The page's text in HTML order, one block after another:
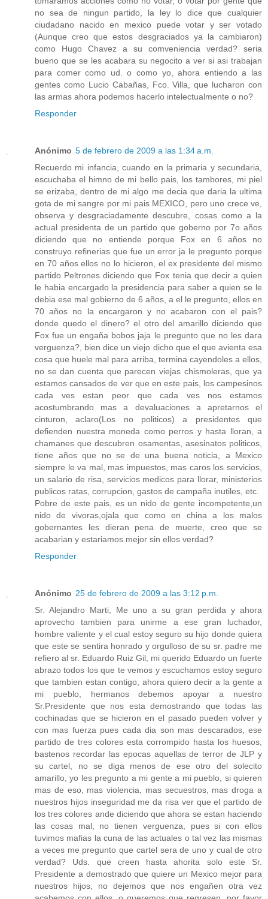
no sea de ningun partido, la ley lo dice que cualquier
ciudadano nacido en mexico puede votar y ser votado
(Aunque creo que estos desgraciados ya la cambiaron)
como Hugo Chavez a su comveniencia verdad? seria
bueno que se les acabara su negocito a ver si asi trabajan
para comer como ud. o como yo, ahora entiendo a las
gentes como Lucio Cabañas, Fco. Villa, que lucharon con
las armas ahora podemos hacerlo intelectualmente o no?
Responder
Anónimo 5 de febrero de 2009 a las 1:34 a.m.
Recuerdo mi infancia, cuando en la primaria y secundaria,
escuchaba el himno de mi bello pais, los tambores, mi piel
se erizaba, dentro de mi algo me decia que daria la ultima
gota de mi sangre por mi pais MEXICO, pero uno crece ve,
observa y desgraciadamente descubre, cosas como a la
actual presidenta de un partido que goberno por 7o años
diciendo que no entiende porque Fox en 6 años no
construyo refinerias que fue un error ja le pregunto porque
en 70 años ellos no lo hicieron, el ex presidente del mismo
partido Peltrones diciendo que Fox tenia que decir a quien
le habia encargado la presidencia para saber a quien se le
debia ese mal gobierno de 6 años, a el le pregunto, ellos en
70 años no la encargaron y no acabaron con el pais?
donde quedo el dinero? el otro del amarillo diciendo que
Fox fue un engaña bobos jaja le pregunto que no les dara
verguenza?, bien dice un viejo dicho que el que avienta esa
cosa que huele mal para arriba, termina cayendoles a ellos,
no se dan cuenta que parecen viejas chismoleras, que ya
estamos cansados de ver que en este pais, los campesinos
cada ves estan peor que cada ves nos estamos
acostumbrando mas a devaluaciones a apretarnos el
cinturon, aclaro(Los no politicos) a presidentes que
defienden nuestra moneda como perros y hasta lloran, a
chamanes que descubren osamentas, asesinatos politicos,
tiene años que no se de una buena noticia, a Mexico
siempre le va mal, mas impuestos, mas caros los servicios,
un salario de risa, servicios medicos para llorar, ministerios
publicos ratas, corrupcion, gastos de campaña inutiles, etc.
Pobre de este pais, es un nido de gente incompetente,un
nido de vivoras,ojala que como en china a los malos
gobernantes les dieran pena de muerte, creo que se
acabarian y estariamos mejor sin ellos verdad?
Responder
Anónimo 25 de febrero de 2009 a las 3:12 p.m.
Sr. Alejandro Marti, Me uno a su gran perdida y ahora
aprovecho tambien para unirme a ese gran luchador,
hombre valiente y el cual estoy seguro su hijo donde quiera
que este se sentira honrado y orgulloso de su sr. padre me
refiero al sr. Eduardo Ruiz Gil, mi querido Eduardo un fuerte
abrazo todos los que te vemos y escuchamos estoy seguro
que tambien estan contigo, ahora quiero decir a la gente a
mi pueblo, hermanos debemos apoyar a nuestro
Sr.Presidente que nos esta demostrando que todas las
cochinadas que se hicieron en el pasado pueden volver y
con mas fuerza pues cada dia son mas descarados, ese
partido de tres colores esta corrompido hasta los huesos,
bastenos recordar las epocas aquellas de terror de JLP y
su cartel, no se diga menos de ese otro del solecito
amarillo, yo les pregunto a mi gente a mi pueblo, si quieren
mas de eso, mas violencia, mas secuestros, mas droga a
nuestros hijos inseguridad me da risa ver que el partido de
los tres colores ande diciendo que ahora se estan haciendo
las cosas mal, no tienen verguenza, pues si con ellos
tuvimos mafias la cuna de las actuales o tal vez las mismas
a veces me pregunto que cartel sera de uno y cual de otro
verdad? Uds. que creen hasta ahorita solo este Sr.
Presidente a demostrado que quiere un Mexico mejor para
nuestros hijos, no dejemos que nos engañen otra vez